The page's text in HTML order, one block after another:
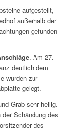
aufge­stellt,
außer­halb der
gefun­den
. Am 27.
deut­lich dem
wurden zur
gelegt.
Grab sehr heilig.
Schän­dung des
des